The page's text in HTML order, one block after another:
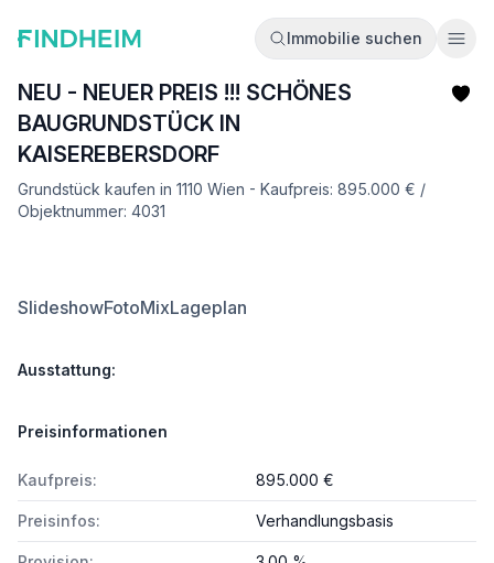
Immobilie suchen
NEU - NEUER PREIS !!! SCHÖNES
BAUGRUNDSTÜCK IN
KAISEREBERSDORF
Grundstück kaufen in 1110 Wien - Kaufpreis: 895.000 € /
Objektnummer: 4031
SlideshowFotoMixLageplan
Ausstattung:
Preisinformationen
Kaufpreis: 895.000 €
Preisinfos: Verhandlungsbasis